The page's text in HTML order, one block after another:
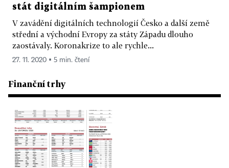
stát digitálním šampionem
V zavádění digitálních technologií Česko a další země
střední a východní Evropy za státy Západu dlouho
zaostávaly. Koronakrize to ale rychle...
27. 11. 2020 ▪ 5 min. čtení
Finanční trhy